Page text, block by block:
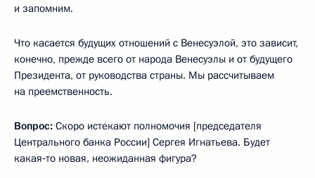
и запомним.
Что касается будущих отношений с Венесуэлой, это зависит,
конечно, прежде всего от народа Венесуэлы и от будущего
Президента, от руководства страны. Мы рассчитываем
на преемственность.
Вопрос: Скоро истекают полномочия [председателя
Центрального банка России] Сергея Игнатьева. Будет
какая‑то новая, неожиданная фигура?